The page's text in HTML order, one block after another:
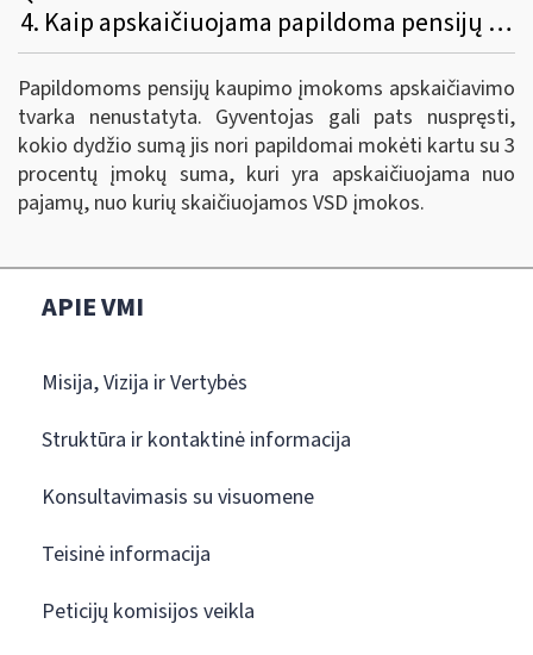
4. Kaip apskaičiuojama papildoma pensijų įmoka, kuriai taikoma mokesčio lengvata?
Papildomoms pensijų kaupimo įmokoms apskaičiavimo
tvarka nenustatyta. Gyventojas gali pats nuspręsti,
kokio dydžio sumą jis nori papildomai mokėti kartu su 3
procentų įmokų suma, kuri yra apskaičiuojama nuo
pajamų, nuo kurių skaičiuojamos VSD įmokos.
APIE VMI
Misija, Vizija ir Vertybės
Struktūra ir kontaktinė informacija
Konsultavimasis su visuomene
Teisinė informacija
Peticijų komisijos veikla